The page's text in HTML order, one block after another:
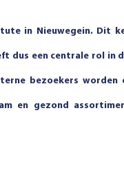
in Nieuwegein. Dit
dus een centrale rol in
bezoekers worden
en gezond